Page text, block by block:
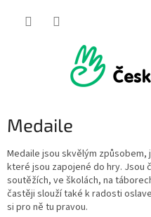
Medaile
Medaile jsou skvělým
které jsou zapojené do hry. Jsou
soutěžích, ve školách, na
častěji slouží také k radosti
si pro ně tu pravou.